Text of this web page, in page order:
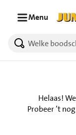
Menu
Helaas!
Probeer ’t